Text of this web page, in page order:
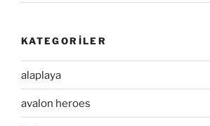
KATEGORILER
alaplaya
avalon heroes